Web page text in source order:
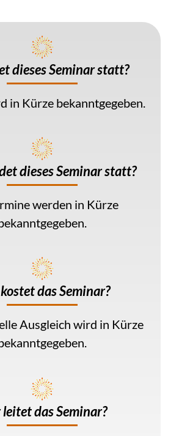
dieses Seminarstatt?
in Kürze bekanntgegeben.
dieses Seminarstatt?
werden in Kürze
das Seminar?
Ausgleich wird in Kürze
leitet das Seminar?